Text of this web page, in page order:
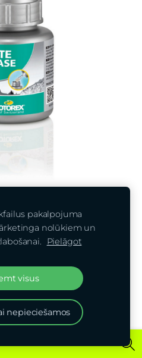
Grease Jar 100g
pakalpojuma
nolūkiem un
Pielāgot
visus
nepieciešamos